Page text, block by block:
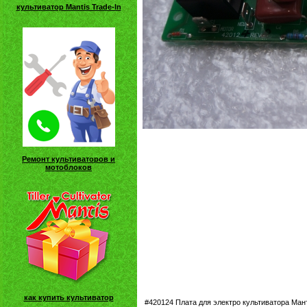
культиватор Mantis Trade-In
Ремонт культиваторов и
мотоблоков
как купить культиватор
#420124 Плата для электро культиватора